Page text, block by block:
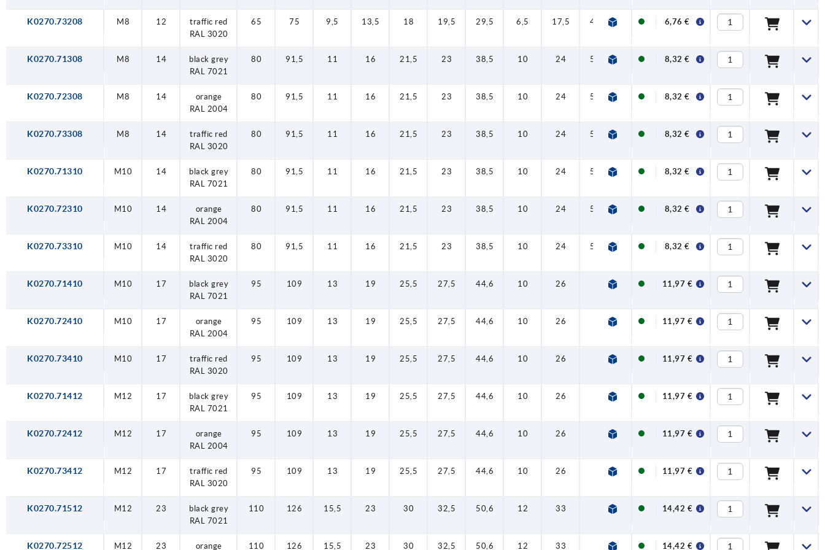
K0270.73208 M8 12
traffic red
RAL 3020
65 75 9,5 13,5 18 19,5 29,5 6,5 17,5 41,5 45,5 20
6,76 €
K0270.71308 M8 14
black grey
RAL 7021
80 91,5 11 16 21,5 23 38,5 10 24 53,5 58 22
8,32 €
K0270.72308 M8 14
orange
RAL 2004
80 91,5 11 16 21,5 23 38,5 10 24 53,5 58 22
8,32 €
K0270.73308 M8 14
traffic red
RAL 3020
80 91,5 11 16 21,5 23 38,5 10 24 53,5 58 22
8,32 €
K0270.71310 M10 14
black grey
RAL 7021
80 91,5 11 16 21,5 23 38,5 10 24 53,5 58 22
8,32 €
K0270.72310 M10 14
orange
RAL 2004
80 91,5 11 16 21,5 23 38,5 10 24 53,5 58 22
8,32 €
K0270.73310 M10 14
traffic red
RAL 3020
80 91,5 11 16 21,5 23 38,5 10 24 53,5 58 22
8,32 €
K0270.71410 M10 17
black grey
RAL 7021
95 109 13 19 25,5 27,5 44,6 10 26 66 24
11,97 €
K0270.72410 M10 17
orange
RAL 2004
95 109 13 19 25,5 27,5 44,6 10 26 66 24
11,97 €
K0270.73410 M10 17
traffic red
RAL 3020
95 109 13 19 25,5 27,5 44,6 10 26 66 24
11,97 €
K0270.71412 M12 17
black grey
RAL 7021
95 109 13 19 25,5 27,5 44,6 10 26 66 24
11,97 €
K0270.72412 M12 17
orange
RAL 2004
95 109 13 19 25,5 27,5 44,6 10 26 66 24
11,97 €
K0270.73412 M12 17
traffic red
RAL 3020
95 109 13 19 25,5 27,5 44,6 10 26 66 24
11,97 €
K0270.71512 M12 23
black grey
RAL 7021
110 126 15,5 23 30 32,5 50,6 12 33 77 26
14,42 €
K0270.72512 M12 23 orange 110 126 15,5 23 30 32,5 50,6 12 33 77 26
14,42 €